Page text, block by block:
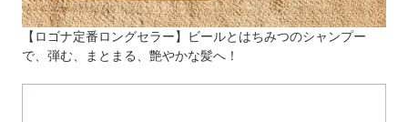
【ロゴナ定番ロングセラー】ビールとはちみつのシャンプー
で、弾む、まとまる、艶やかな髪へ！